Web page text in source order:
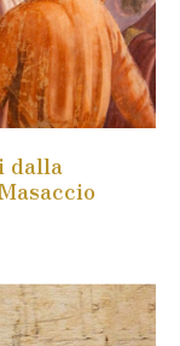
dalla